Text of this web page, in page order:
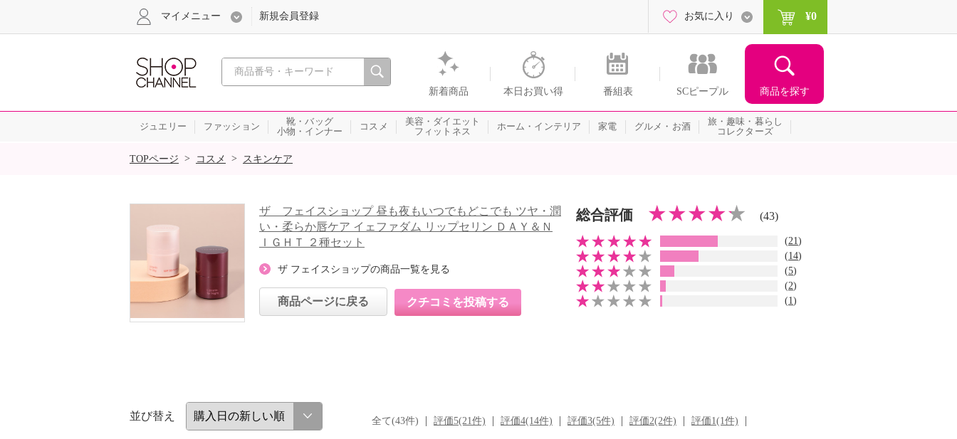
心おどる、瞬間を。通販・テレビショッピングのショップチャンネル
新着商品 本日お買い得 番組表 SCピープル 商品を探す
マイメニュー 新規会員登録 お気に入り ¥0
ジュエリー ファッション
靴・バッグ
小物・インナー
コスメ
美容・ダイエット
フィットネス
ホーム・インテリア 家電 グルメ・お酒
旅・趣味・暮らし
コレクターズ
SALE
TOPページ > コスメ > スキンケア
ザ フェイスショップ 昼も夜もいつでもどこでも ツヤ・潤
い・柔らか唇ケア イェファダム リップセリン ＤＡＹ＆Ｎ
ＩＧＨＴ ２種セット
ザ フェイスショップの商品一覧を見る
商品ページに戻る クチコミを投稿する
総合評価 (43)
(21 )
(14)
(5)
(2)
(1 )
並び替え 全て(43件) 評価5(21件) 評価4(14件) 評価3(5件) 評価2(2件) 評価1(1件)